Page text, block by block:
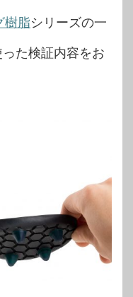
樹脂シリーズの一
た検証内容をお